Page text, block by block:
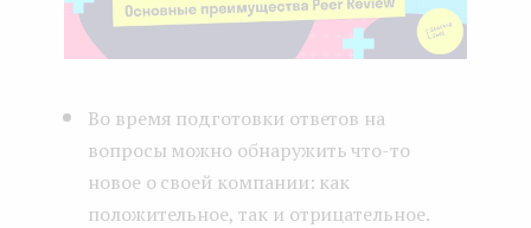
Во время подготовки ответов на
вопросы можно обнаружить что-то
новое о своей компании: как
положительное, так и отрицательное.